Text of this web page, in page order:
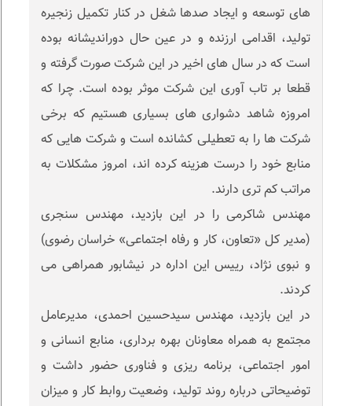
های توسعه و ایجاد صدها شغل در کنار تکمیل زنجیره
تولید، اقدامی ارزنده و در عین حال دوراندیشانه بوده
است که در سال های اخیر در این شرکت صورت گرفته و
قطعا بر تاب آوری این شرکت موثر بوده است. چرا که
امروزه شاهد دشواری های بسیاری هستیم که برخی
شرکت ها را به تعطیلی کشانده است و شرکت هایی که
منابع خود را درست هزینه کرده اند، امروز مشکلات به
مراتب کم تری دارند.
مهندس شاکرمی را در این بازدید، مهندس سنجری
(مدیر کل «تعاون، کار و رفاه اجتماعی» خراسان رضوی)
و نبوی نژاد، رییس این اداره در نیشابور همراهی می
کردند.
در این بازدید، مهندس سیدحسین احمدی، مدیرعامل
مجتمع به همراه معاونان بهره برداری، منابع انسانی و
امور اجتماعی، برنامه ریزی و فناوری حضور داشت و
توضیحاتی درباره روند تولید، وضعیت روابط کار و میزان